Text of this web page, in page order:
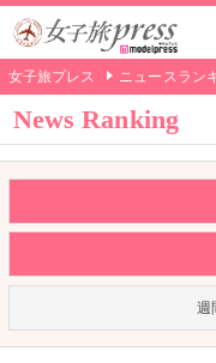
女子旅プレス ニュースラン
News Ranking
週